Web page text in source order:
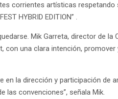
corrientes artísticas respetando
HYBRID EDITION” .
Mik Garreta, director de
una clara intención,
en la dirección y participación
las convenciones”, señala Mik.